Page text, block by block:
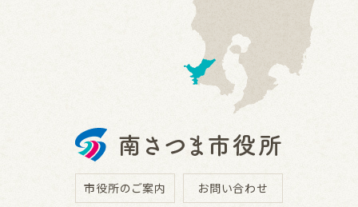
市役所のご案内 お問い合わせ